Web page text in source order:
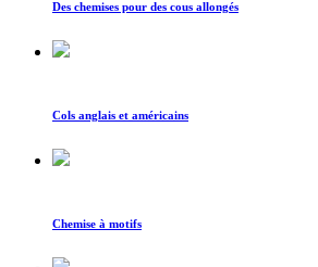
Des chemises pour des cous allongés
Cols anglais et américains
Chemise à motifs